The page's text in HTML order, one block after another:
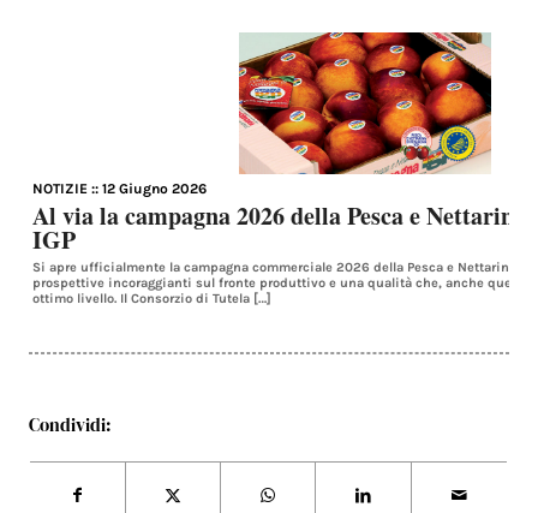
NOTIZIE :: 12 Giugno 2026
Al via la campagna 2026 della Pesca e Nettarina
IGP
Si apre ufficialmente la campagna commerciale 2026 della Pesca e Nettarina di
prospettive incoraggianti sul fronte produttivo e una qualità che, anche
ottimo livello. Il Consorzio di Tutela […]
Condividi: